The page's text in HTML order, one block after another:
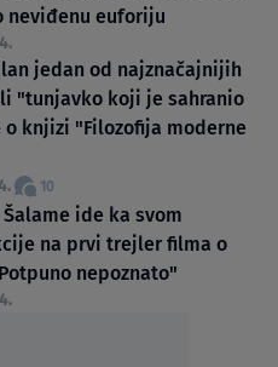
neviđenu euforiju
jedan od najznačajnijih
"tunjavko koji je sahranio
o knjizi "Filozofija moderne
10
Šalame ide ka svom
na prvi trejler filma o
nepoznato"